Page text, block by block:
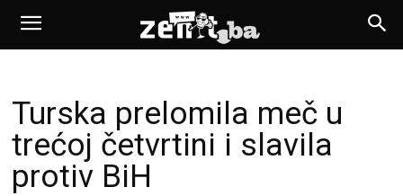
Turska prelomila meč u
trećoj četvrtini i slavila
protiv BiH